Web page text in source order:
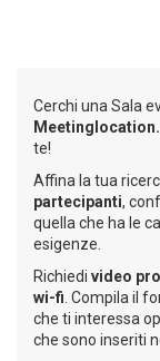
Cerchi una Sala
te!
Affina la tua
partecipanti,
quella che ha le
esigenze.
Richiedi video
wi-fi . Compila il
che ti interessa
che sono inseriti